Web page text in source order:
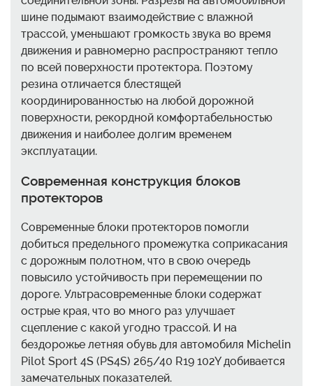
шине подымают взаимодействие с влажной
трассой, уменьшают громкость звука во время
движения и равномерно распространяют тепло
по всей поверхности протектора. Поэтому
резина отличается блестящей
координированностью на любой дорожной
поверхности, рекордной комфортабельностью
движения и наиболее долгим временем
эксплуатации.
Современная конструкция блоков
протекторов
Современные блоки протекторов помогли
добиться предельного промежутка соприкасания
с дорожным полотном, что в свою очередь
повысило устойчивость при перемещении по
дороге. Ультрасовременные блоки содержат
острые края, что во много раз улучшает
сцепление с какой угодно трассой. И на
бездорожье летняя обувь для автомобиля Michelin
Pilot Sport 4S (PS4S) 265/40 R19 102Y добивается
замечательных показателей.